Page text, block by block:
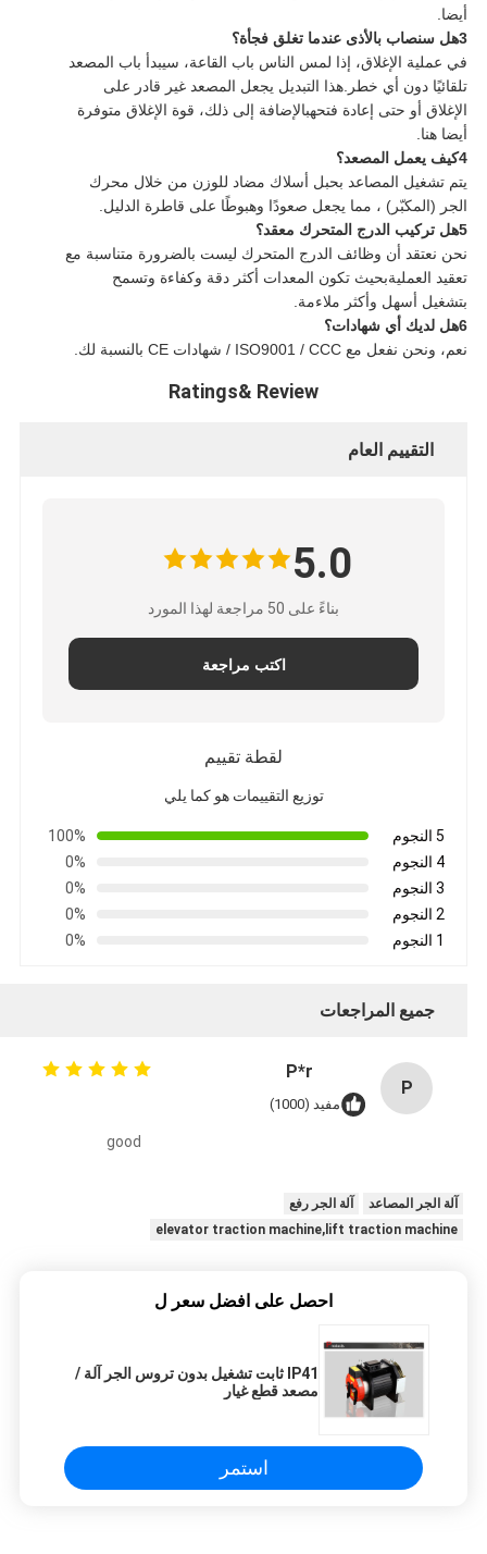
أيضا.
3هل سنصاب بالأذى عندما تغلق فجأة؟
في عملية الإغلاق، إذا لمس الناس باب القاعة، سيبدأ باب المصعد
تلقائيًا دون أي خطر.هذا التبديل يجعل المصعد غير قادر على
الإغلاق أو حتى إعادة فتحهبالإضافة إلى ذلك، قوة الإغلاق متوفرة
أيضا هنا.
4كيف يعمل المصعد؟
يتم تشغيل المصاعد بحبل أسلاك مضاد للوزن من خلال محرك
الجر (المكبّر) ، مما يجعل صعودًا وهبوطًا على قاطرة الدليل.
5هل تركيب الدرج المتحرك معقد؟
نحن نعتقد أن وظائف الدرج المتحرك ليست بالضرورة متناسبة مع
تعقيد العمليةبحيث تكون المعدات أكثر دقة وكفاءة وتسمح
بتشغيل أسهل وأكثر ملاءمة.
6هل لديك أي شهادات؟
نعم، ونحن نفعل مع ISO9001 / CCC / شهادات CE بالنسبة لك.
Ratings& Review
التقييم العام
5.0
بناءً على 50 مراجعة لهذا المورد
اكتب مراجعة
لقطة تقييم
توزيع التقييمات هو كما يلي
5 النجوم
100%
4 النجوم
0%
3 النجوم
0%
2 النجوم
0%
1 النجوم
0%
جميع المراجعات
P
P*r
مفيد (1000)
good
آلة الجر المصاعد
آلة الجر رفع
elevator traction machine,lift traction machine
احصل على افضل سعر ل
IP41 ثابت تشغيل بدون تروس الجر آلة /
مصعد قطع غيار
استمر